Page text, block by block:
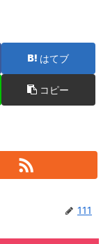
はてブ
コピー
111